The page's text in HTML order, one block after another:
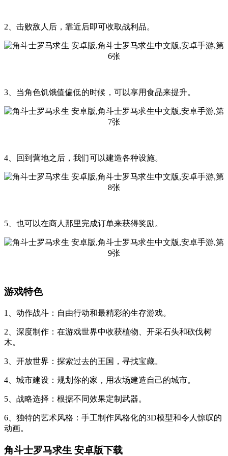
2、击败敌人后，靠近后即可收取战利品。
3、当角色饥饿值偏低的时候，可以享用食品来提升。
4、回到营地之后，我们可以建造各种设施。
5、也可以在商人那里完成订单来获得奖励。
游戏特色
1、动作战斗：自由行动和最精彩的生存游戏。
2、深度制作：在游戏世界中收获植物、开采石头和砍伐树
木。
3、开放世界：探索过去的王国，寻找宝藏。
4、城市建设：规划你的家，用农场建造自己的城市。
5、战略选择：根据不同效果定制武器。
6、独特的艺术风格：手工制作风格化的3D模型和令人惊叹的
动画。
角斗士罗马求生 安卓版下载